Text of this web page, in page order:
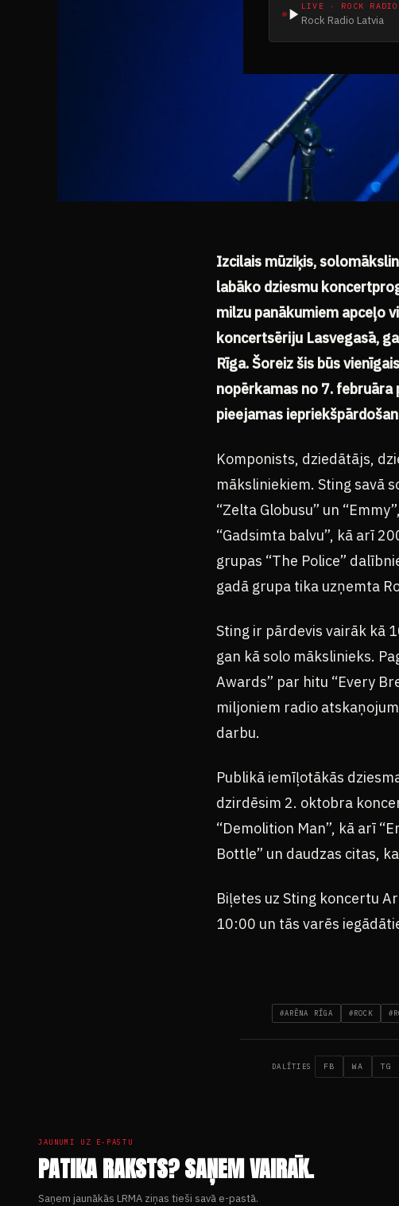
LIVE · ROCK RADIO
Rock Radio Latvia
Izcilais mūziķis,
labāko dziesmu
milzu panākumiem apceļo
koncertsēriju Lasvegasā,
Rīga. Šoreiz šis būs
nopērkamas no 7. februāra
pieejamas
Komponists, dziedātājs,
māksliniekiem. Sting savā
“Zelta Globusu” un
“Gadsimta balvu”, kā arī
grupas “The Police”
gadā grupa tika uzņemta
Sting ir pārdevis vairāk kā
gan kā solo mākslinieks.
Awards” par hitu “Every
miljoniem radio
darbu.
Publikā iemīļotākās
dzirdēsim 2. oktobra
“Demolition Man”, kā arī
Bottle” un daudzas citas,
Biļetes uz Sting koncertu
10:00 un tās varēs
#ARĒNA RĪGA #ROCK
DALĪTIES FB WA TG
JAUNUMI UZ E-PASTU
PATIKA RAKSTS? SAŅEM VAIRĀK.
Saņem jaunākās LRMA ziņas tieši savā e-pastā.